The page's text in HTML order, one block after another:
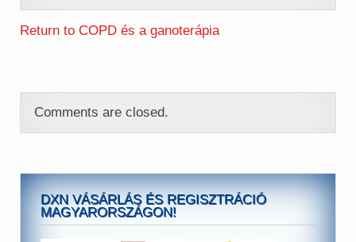
Return to COPD és a ganoterápia
Comments are closed.
DXN VÁSÁRLÁS ÉS REGISZTRÁCIÓ
MAGYARORSZÁGON!